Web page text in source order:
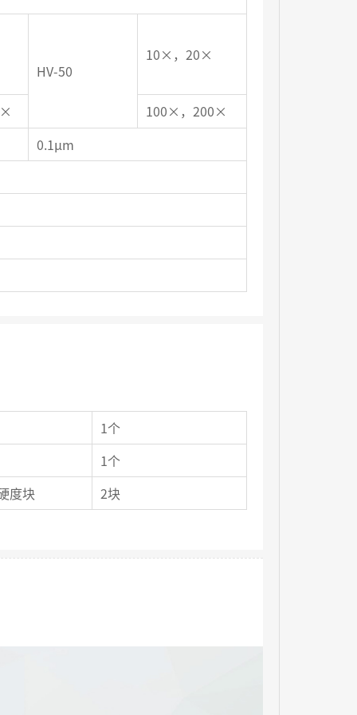
HV-50
10×，20×
100×，200×
0.1μm
1个
1个
度块
2块